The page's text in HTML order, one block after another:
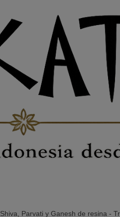
Shiva, Parvati y Ganesh de resina -